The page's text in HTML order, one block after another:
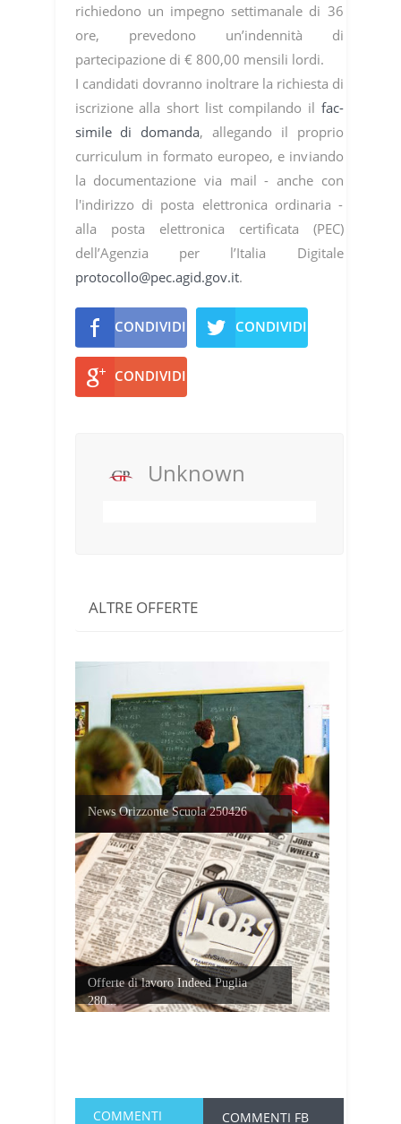
richiedono un impegno settimanale di 36
ore, prevedono un’indennità di
partecipazione di € 800,00 mensili lordi.
I candidati dovranno inoltrare la richiesta di
iscrizione alla short list compilando il fac-
simile di domanda, allegando il proprio
curriculum in formato europeo, e inviando
la documentazione via mail - anche con
l'indirizzo di posta elettronica ordinaria -
alla posta elettronica certificata (PEC)
dell’Agenzia per l’Italia Digitale
protocollo@pec.agid.gov.it.
CONDIVIDI CONDIVIDI
CONDIVIDI
Unknown
ALTRE OFFERTE
News Orizzonte Scuola 250426
Offerte di lavoro Indeed Puglia
280...
COMMENTI COMMENTI FB